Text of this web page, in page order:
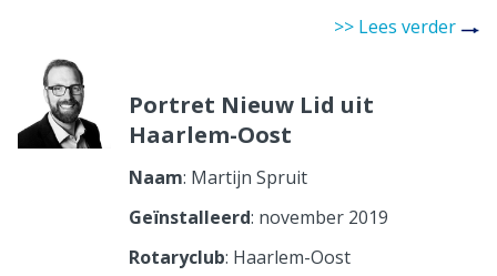
>> Lees verder
Portret Nieuw Lid uit
Haarlem-Oost
Naam: Martijn Spruit
Geïnstalleerd: november 2019
Rotaryclub: Haarlem-Oost